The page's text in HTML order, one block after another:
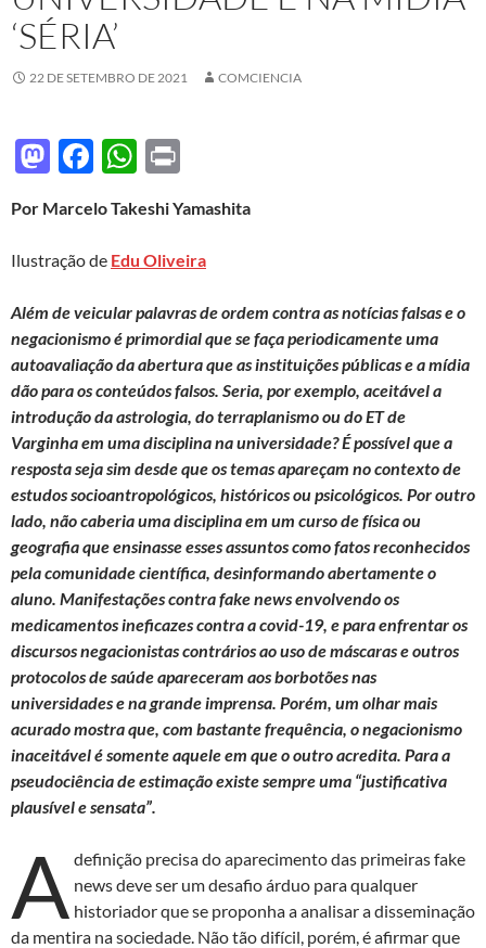
‘SÉRIA’
22 DE SETEMBRO DE 2021 COMCIENCIA
M
to
d
n
F
e
b
o
k
W
at
s
p
p
nt
Por Marcelo Takeshi Yamashita
Ilustração de Edu Oliveira
Além de veicular palavras de ordem contra as notícias falsas e o
negacionismo é primordial que se faça periodicamente uma
autoavaliação da abertura que as instituições públicas e a mídia
dão para os conteúdos falsos. Seria, por exemplo, aceitável a
introdução da astrologia, do terraplanismo ou do ET de
Varginha em uma disciplina na universidade? É possível que a
resposta seja sim desde que os temas apareçam no contexto de
estudos socioantropológicos, históricos ou psicológicos. Por outro
lado, não caberia uma disciplina em um curso de física ou
geografia que ensinasse esses assuntos como fatos reconhecidos
pela comunidade científica, desinformando abertamente o
aluno. Manifestações contra fake news envolvendo os
medicamentos ineficazes contra a covid-19, e para enfrentar os
discursos negacionistas contrários ao uso de máscaras e outros
protocolos de saúde apareceram aos borbotões nas
universidades e na grande imprensa. Porém, um olhar mais
acurado mostra que, com bastante frequência, o negacionismo
inaceitável é somente aquele em que o outro acredita. Para a
pseudociência de estimação existe sempre uma “justificativa
plausível e sensata”.
A definição precisa do aparecimento das primeiras fake
news deve ser um desafio árduo para qualquer
historiador que se proponha a analisar a disseminação
da mentira na sociedade. Não tão difícil, porém, é afirmar que